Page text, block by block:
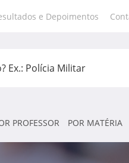
e Depoimentos
PROFESSOR POR MATÉRIA